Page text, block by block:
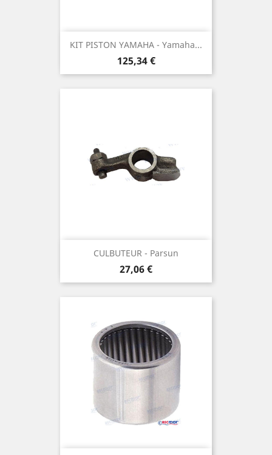
KIT PISTON YAMAHA - Yamaha...
Prix
125,34 €
CULBUTEUR - Parsun
Prix
27,06 €